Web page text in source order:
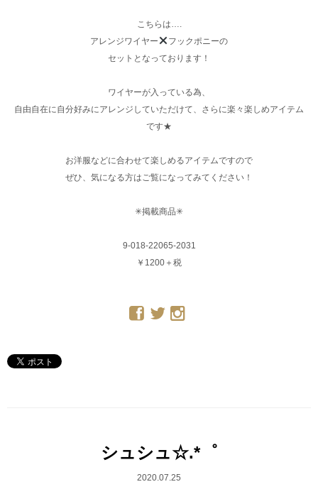
こちらは….
アレンジワイヤー
フックポニーの
セットとなっております！
ワイヤーが入っている為、
自由自在に自分好みにアレンジしていただけて、さらに楽々楽しめアイテム
です★
お洋服などに合わせて楽しめるアイテムですので
ぜひ、気になる方はご覧になってみてください！
✳︎掲載商品✳︎
9-018-22065-2031
￥1200＋税
シュシュ☆.*゜
2020.07.25